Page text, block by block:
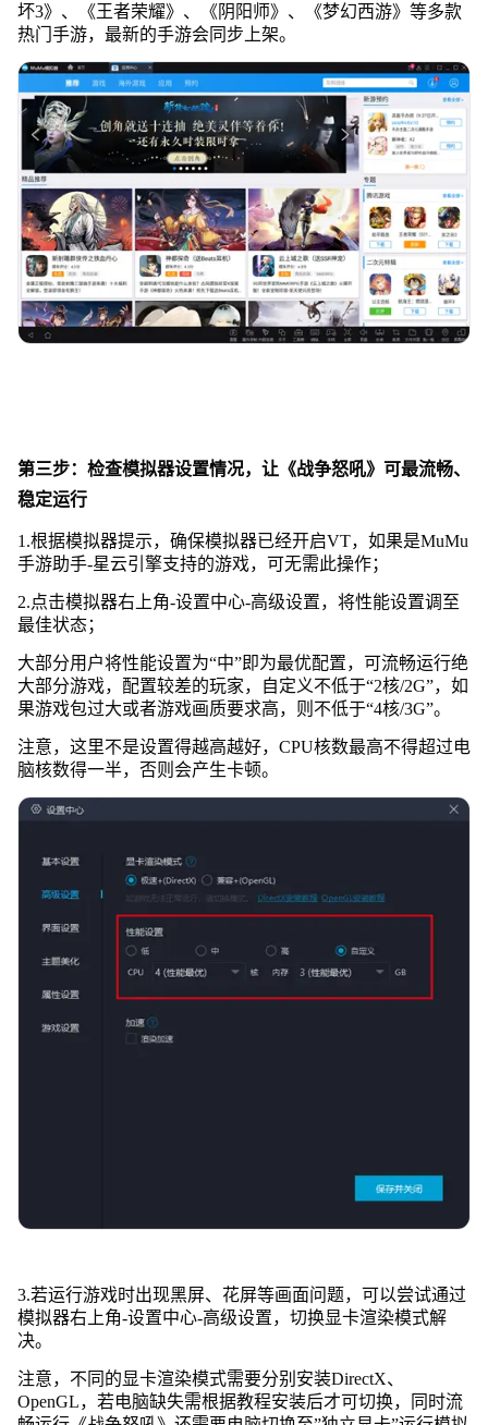
坏3》、《王者荣耀》、《阴阳师》、《梦幻西游》等多款
热门手游，最新的手游会同步上架。
第三步：检查模拟器设置情况，让《战争怒吼》可最流畅、
稳定运行
1.根据模拟器提示，确保模拟器已经开启VT，如果是MuMu
手游助手-星云引擎支持的游戏，可无需此操作；
2.点击模拟器右上角-设置中心-高级设置，将性能设置调至
最佳状态；
大部分用户将性能设置为“中”即为最优配置，可流畅运行绝
大部分游戏，配置较差的玩家，自定义不低于“2核/2G”，如
果游戏包过大或者游戏画质要求高，则不低于“4核/3G”。
注意，这里不是设置得越高越好，CPU核数最高不得超过电
脑核数得一半，否则会产生卡顿。
3.若运行游戏时出现黑屏、花屏等画面问题，可以尝试通过
模拟器右上角-设置中心-高级设置，切换显卡渲染模式解
决。
注意，不同的显卡渲染模式需要分别安装DirectX、
OpenGL，若电脑缺失需根据教程安装后才可切换，同时流